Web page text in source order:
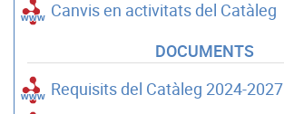
Canvis en activitats del Catàleg
DOCUMENTS
Requisits del Catàleg 2024-2027